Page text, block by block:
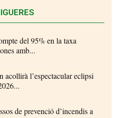
del 95% en la taxa
amb...
acollirà l’espectacular eclipsi
de prevenció d’incendis a